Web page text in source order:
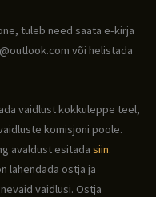
tuleb need saata e-kirja
või helistada
vaidlust kokkuleppe teel,
komisjoni poole.
avaldust esitada siin.
lahendada ostja ja
vaidlusi. Ostja